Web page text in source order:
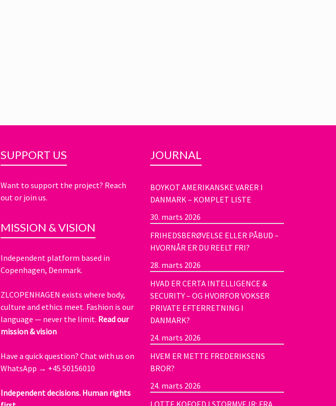
SUPPORT US
Want to support the project? Reach
out or join us.
MISSION & VISION
Independent platform based in
Copenhagen, Denmark.
ZLCOPENHAGEN exists where body,
culture and ethics meet. Fashion is our
language — never the limit. Read our
mission & vision
Have a quick question? Chat with us on
WhatsApp → +45 50156010
Independent decisions. Human rights
JOURNAL
BOYKOT AMERIKANSKE VARER I
DANMARK – KOMPLET LISTE
30. marts 2026
FRIHEDSBERØVELSE ELLER PÅBUD –
HVORNÅR ER DU REELT FRI?
28. marts 2026
HVAD ER CERTA INTELLIGENCE &
SECURITY – OG HVORFOR VOKSER
PRIVATE EFTERRETNING I
DANMARK?
24. marts 2026
HVEM ER METTE FREDERIKSENS
BROR?
24. marts 2026